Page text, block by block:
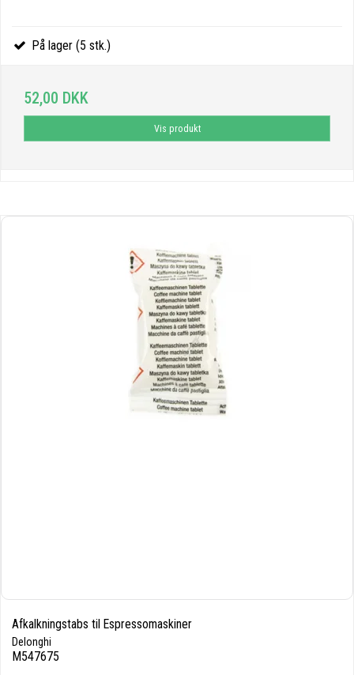
På lager (5 stk.)
52,00 DKK
Vis produkt
Afkalkningstabs til Espressomaskiner
Delonghi
M547675